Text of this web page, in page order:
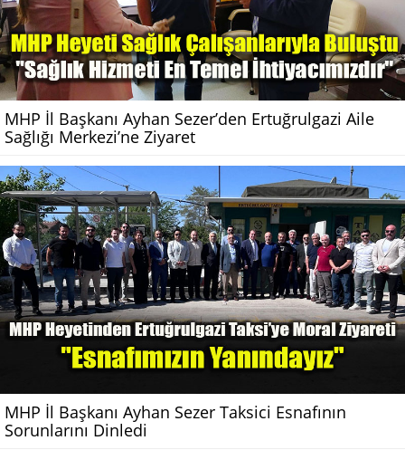
MHP İl Başkanı Ayhan Sezer’den Ertuğrulgazi Aile
Sağlığı Merkezi’ne Ziyaret
MHP İl Başkanı Ayhan Sezer Taksici Esnafının
Sorunlarını Dinledi